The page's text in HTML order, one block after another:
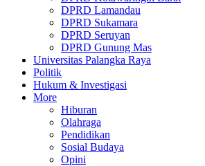
DPRD Lamandau
DPRD Sukamara
DPRD Seruyan
DPRD Gunung Mas
Universitas Palangka Raya
Politik
Hukum & Investigasi
More
Hiburan
Olahraga
Pendidikan
Sosial Budaya
Opini